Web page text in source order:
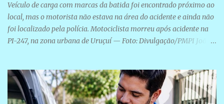
Veículo de carga com marcas da batida foi encontrado próximo ao
local, mas o motorista não estava na área do acidente e ainda não
foi localizado pela polícia. Motociclista morreu após acidente na
PI-247, na zona urbana de Uruçuí — Foto: Divulgação/PMPI João
A Polícia Militar informou que um caminhão com marcas de
colisão foi encontrado próximo ao local. Segundo o 10º Batalhão
da Polícia Militar (10º BPM), a equipe foi acionada por volta das 6h